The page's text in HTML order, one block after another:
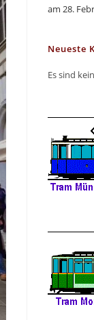
am 28.
Neueste
Es sind